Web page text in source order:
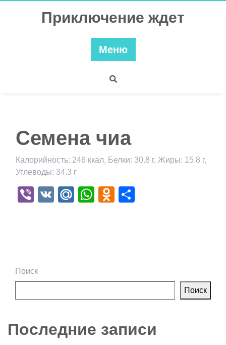
Приключение ждет
Меню
Семена чиа
Калорийность: 246 ккал, Белки: 30.8 г, Жиры: 15.8 г,
Углеводы: 34.3 г
Viber
VK Mail.Ru
WhatsApp
Odnoklassniki
Поиск
Поиск
Последние записи